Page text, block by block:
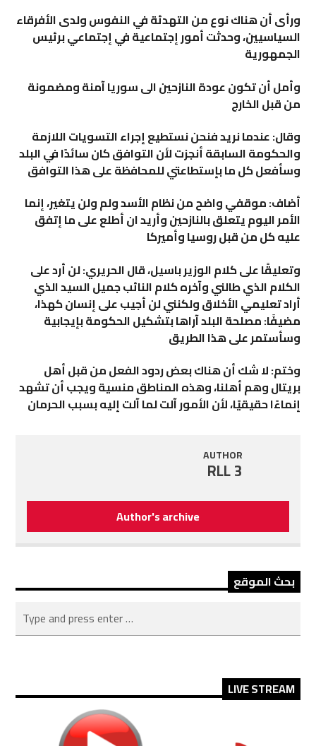
ورأى أن هناك نوع من التهدئة في النفوس ولدى الأفرقاء
السياسيين، وحدثت أمور إجتماعية في إجتماعي برئيس
الجمهورية
وأمل أن تكون عودة النازحين الى سوريا آمنة ومضمونة
من قبل الخارج
وقال: عندما نريد فنحن نستطيع إجراء التسويات اللازمة
والحكومة السابقة أنجزت لأن التوافق كان سائدًا في البلد
وسأفعل كل ما بإستطاعتي للمحافظة على هذا التوافق
أضاف: موقفي واضح من نظام الأسد ولم ولن يتغير، إنما
الأمر اليوم يتعلق بالنازحين وأريد ان أطلع على ما إتفق
عليه كل من قبل روسيا وأميركا
وتعليقًا على كلام الوزير باسيل، قال الحريري: لن أرد على
الكلام الذي طالني وآخره كلام النائب جميل السيد الذي
أراد تعليمي الأخلاق ولكنني لن أجيب على إنسان كهذا،
مضيفًا: مصلحة البلد آراها بتشكيل الحكومة بإيجابية
وسأستمر على هذا الطريق
وختم: لا شك أن هناك بعض ردود الفعل من قبل أهل
بريتال وهم أهلنا، وهذه المناطق منسية ويجب أن تشهد
إنماءًا حقيقيًا، لأن الأمور آلت لما آلت إليه بسبب الحرمان
AUTHOR
RLL 3
Author's archive
بحث الموقع
LIVE STREAM